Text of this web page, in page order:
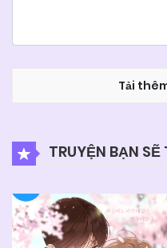
06/06/2025
Chapter 33
Chapter 32 06/06/2025
Tải
TRUYỆN BẠN